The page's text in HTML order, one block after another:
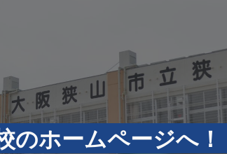
のホームページへ！